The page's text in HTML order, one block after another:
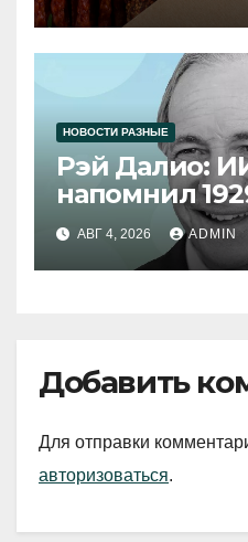
НОВОСТИ РАЗНЫЕ
Рэй Далио:
напомнил
АВГ 4, 2026 ADMIN
Добавить
Для отправки
авторизоваться.